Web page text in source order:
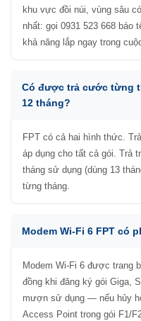
khu vực đồi núi, vùng sâu
nhất: gọi 0931 523 668 báo
khả năng lắp ngay trong
Có được trả cước từng
12 tháng?
FPT có cả hai hình thức.
áp dụng cho tất cả gói. Trả
tháng sử dụng (dùng 13
từng tháng.
Modem Wi-Fi 6 FPT có
Modem Wi-Fi 6 được trang
đồng khi đăng ký gói Giga,
mượn sử dụng — nếu hủy
Access Point trong gói F1/